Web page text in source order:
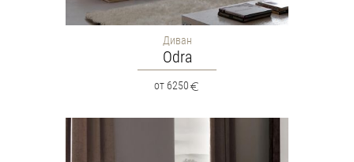
Диван
Odra
от 6250